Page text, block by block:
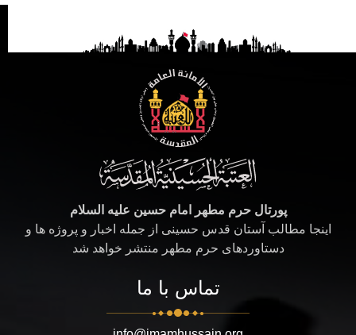
پورتال حرم مطهر امام حسین علیه السلام
اینجا مطالب آستان قدس حسینی از جمله اخبار و پروژه ها و
دستاوردهای حرم مطهر منتشر خواهد شد
تماس با ما